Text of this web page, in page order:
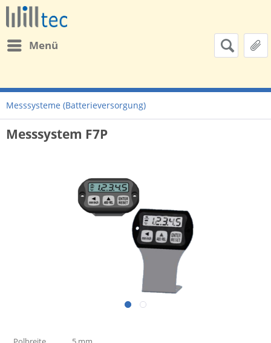
Menü
Messsysteme (Batterieversorgung)
Messsystem F7P